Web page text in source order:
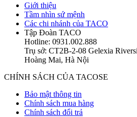
Giới thiệu
Tầm nhìn sứ mệnh
Các chi nhánh của TACO
Tập Đoàn TACO
Hotline: 0931.002.888
Trụ sở: CT2B-2-08 Gelexia
Hoàng Mai, Hà Nội
CHÍNH SÁCH CỦA TACOSE
Bảo mật thông tin
Chính sách mua hàng
Chính sách đổi trả